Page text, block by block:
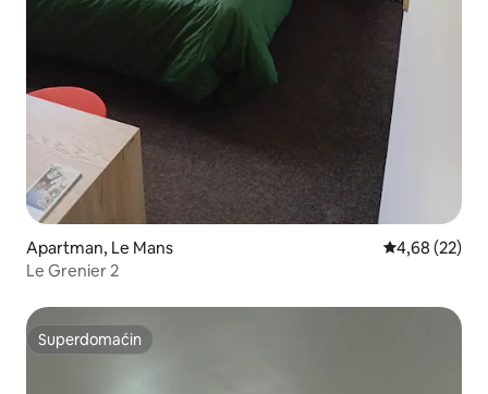
Apartman, Le Mans Prosečna
4,68 (22)
Le Grenier 2
Superdomaćin
Superdomaćin